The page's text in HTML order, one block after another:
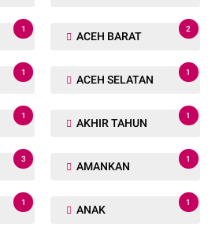
1
ACEH BARAT
2
1
ACEH SELATAN
1
1
AKHIR TAHUN
1
3
AMANKAN
1
1
ANAK
1